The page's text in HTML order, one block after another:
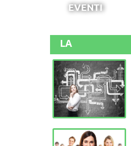
EVENTI
LA